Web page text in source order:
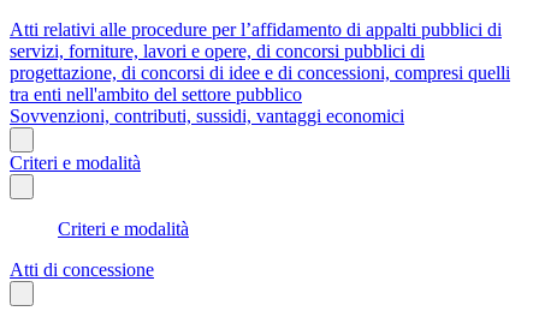
Atti relativi alle procedure per l’affidamento di appalti pubblici di
servizi, forniture, lavori e opere, di concorsi pubblici di
progettazione, di concorsi di idee e di concessioni, compresi quelli
tra enti nell'ambito del settore pubblico
Sovvenzioni, contributi, sussidi, vantaggi economici
Criteri e modalità
Criteri e modalità
Atti di concessione